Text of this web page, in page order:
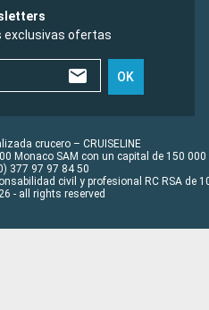
exclusivas ofertas
OK
crucero – CRUISELINE
Monaco SAM con un capital de 150 000
377 97 97 84 50
civil y profesional RC RSA de
- all rights reserved